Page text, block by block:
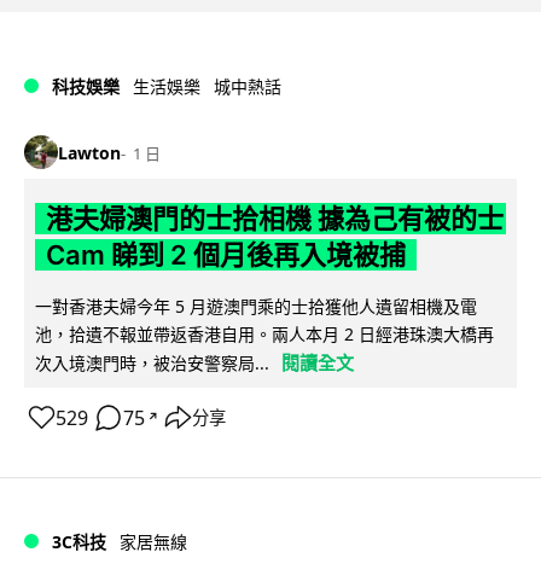
科技娛樂 生活娛樂 城中熱話
Lawton 1 日
港夫婦澳門的士拾相機 據為己有被的士
Cam 睇到 2 個月後再入境被捕
一對香港夫婦今年 5 月遊澳門乘的士拾獲他人遺留相機及電
池，拾遺不報並帶返香港自用。兩人本月 2 日經港珠澳大橋再
次入境澳門時，被治安警察局...
閱讀全文
529 75 ↗ 分享
3C科技 家居無線